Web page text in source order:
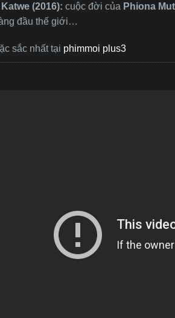
(2016): cuộc đời của Phiona
đầu thế giới…
sắc nhất tại phimmoi plus3